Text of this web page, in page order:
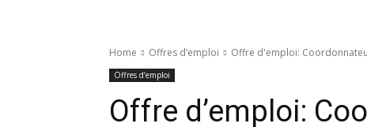
Home Offres d’emploi Offre d'emploi:
Offres d’emploi
Offre d’emploi: